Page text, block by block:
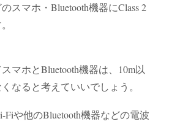
スマホ・Bluetooth機器にClass 2
マホとBluetooth機器は、10m以
なると考えていいでしょう。
Fiや他のBluetooth機器などの電波